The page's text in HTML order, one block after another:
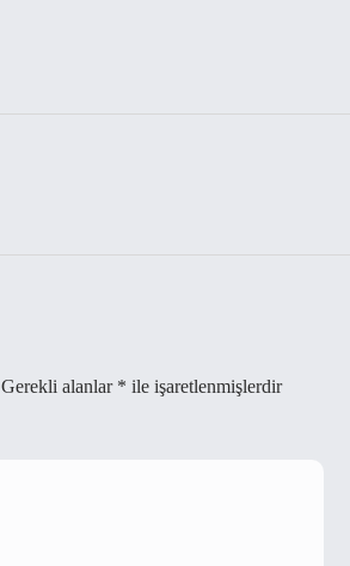
Gerekli alanlar * ile işaretlenmişlerdir